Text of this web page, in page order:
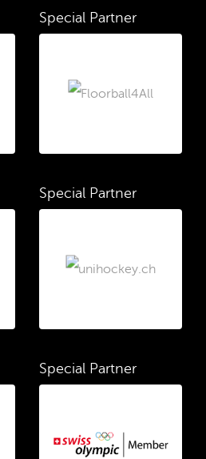
Special Partner
Special Partner
Special Partner